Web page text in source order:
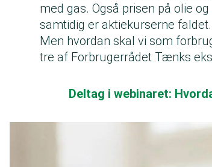
med gas. Også prisen på olie
samtidig er aktiekurserne faldet.
Men hvordan skal vi som
tre af Forbrugerrådet Tænks
Deltag i webinaret: